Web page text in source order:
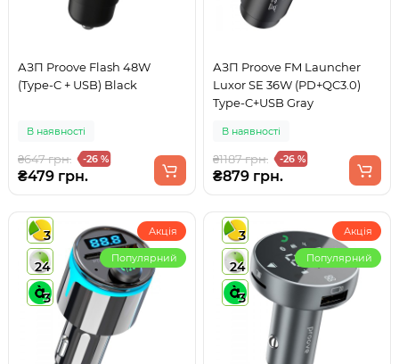
АЗП Proove Flash 48W
(Type-C + USB) Black
В наявності
₴647 грн. -26 %
₴479 грн.
АЗП Proove FM Launcher
Luxor SE 36W (PD+QC3.0)
Type-C+USB Gray
В наявності
₴1187 грн. -26 %
₴879 грн.
3
24
3
Акція
Популярний
3
24
3
Акція
Популярний